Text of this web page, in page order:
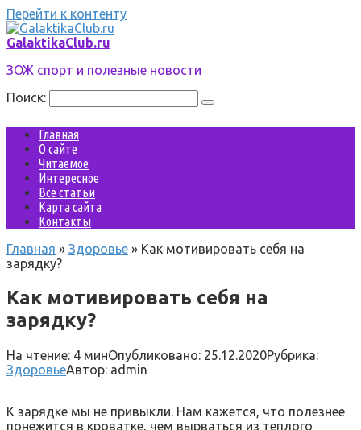
Перейти к контенту
GalaktikaClub.ru
ЗОЖ спорт и полезные новости
Поиск:
Главная
О сайте
Читаемое
Интересное
Все статьи
Карта сайта
Контакты
Главная » Здоровье » Как мотивировать себя на
зарядку?
Как мотивировать себя на
зарядку?
На чтение: 4 минОпубликовано: 25.12.2020Рубрика:
ЗдоровьеАвтор: admin
К зарядке мы не привыкли. Нам кажется, что полезнее
понежится в кроватке, чем вырваться из теплого